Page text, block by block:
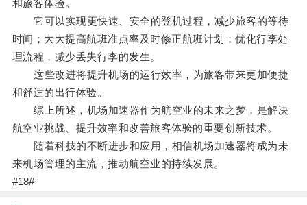
和旅客体验。
它可以实现更快速、安全的登机过程，减少旅客的等待
时间；大大提高航班准点率及时修正航班计划；优化行李处
理流程，减少丢失行李的发生。
这些改进将提升机场的运行效率，为旅客带来更加便捷
和舒适的出行体验。
综上所述，机场加速器作为航空业的未来之梦，是解决
航空业挑战、提升效率和改善旅客体验的重要创新技术。
随着科技的不断进步和应用，相信机场加速器将成为未
来机场管理的主流，推动航空业的持续发展。
#18#